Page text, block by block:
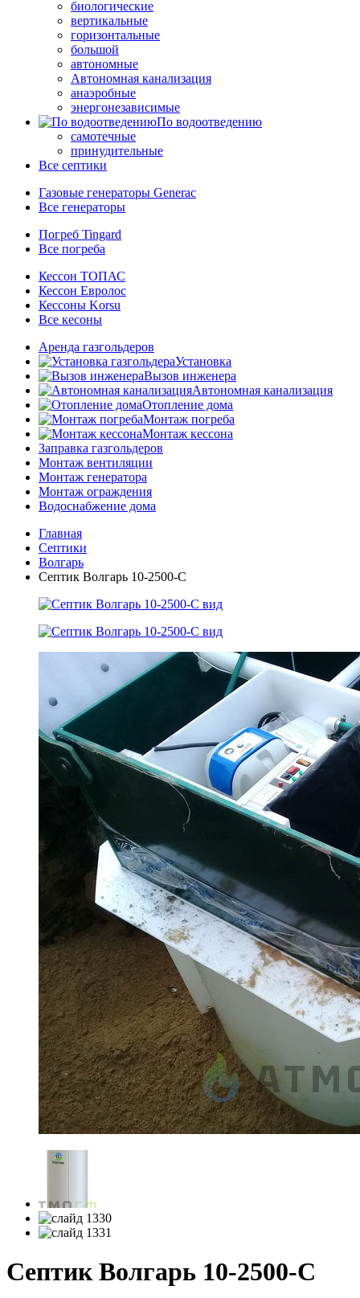
биологические
вертикальные
горизонтальные
большой
автономные
Автономная канализация
анаэробные
энергонезависимые
По водоотведению
самотечные
принудительные
Все септики
Газовые генераторы Generac
Все генераторы
Погреб Tingard
Все погреба
Кессон ТОПАС
Кессон Евролос
Кессоны Korsu
Все кесоны
Аренда газгольдеров
Установка
Вызов инженера
Автономная канализация
Отопление дома
Монтаж погреба
Монтаж кессона
Заправка газгольдеров
Монтаж вентиляции
Монтаж генератора
Монтаж ограждения
Водоснабжение дома
Главная
Септики
Волгарь
Септик Волгарь 10-2500-С
Септик Волгарь 10-2500-С